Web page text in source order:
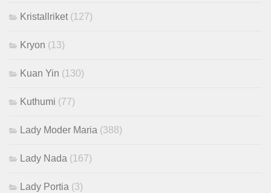
Kristallriket (127)
Kryon (13)
Kuan Yin (130)
Kuthumi (77)
Lady Moder Maria (388)
Lady Nada (167)
Lady Portia (3)